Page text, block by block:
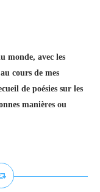
monde, avec les
cours de mes
de poésies sur les
manières ou